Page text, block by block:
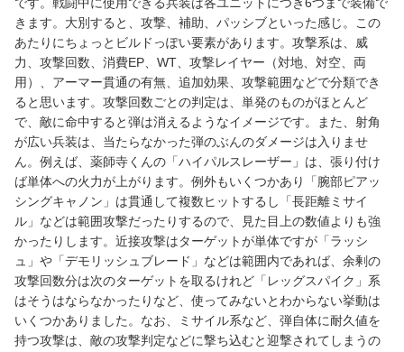
きます。大別すると、攻撃、補助、パッシブといった感じ。この
あたりにちょっとビルドっぽい要素があります。攻撃系は、威
力、攻撃回数、消費EP、WT、攻撃レイヤー（対地、対空、両
用）、アーマー貫通の有無、追加効果、攻撃範囲などで分類でき
ると思います。攻撃回数ごとの判定は、単発のものがほとんど
で、敵に命中すると弾は消えるようなイメージです。また、射角
が広い兵装は、当たらなかった弾のぶんのダメージは入りませ
ん。例えば、薬師寺くんの「ハイパルスレーザー」は、張り付け
ば単体への火力が上がります。例外もいくつかあり「腕部ピアッ
シングキャノン」は貫通して複数ヒットするし「長距離ミサイ
ル」などは範囲攻撃だったりするので、見た目上の数値よりも強
かったりします。近接攻撃はターゲットが単体ですが「ラッシ
ュ」や「デモリッシュブレード」などは範囲内であれば、余剰の
攻撃回数分は次のターゲットを取るけれど「レッグスパイク」系
はそうはならなかったりなど、使ってみないとわからない挙動は
いくつかありました。なお、ミサイル系など、弾自体に耐久値を
持つ攻撃は、敵の攻撃判定などに撃ち込むと迎撃されてしまうの